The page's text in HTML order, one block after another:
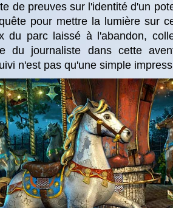
de preuves sur l'identité d'un
pour mettre la lumière sur
du parc laissé à l'abandon,
du journaliste dans cette
n'est pas qu'une simple